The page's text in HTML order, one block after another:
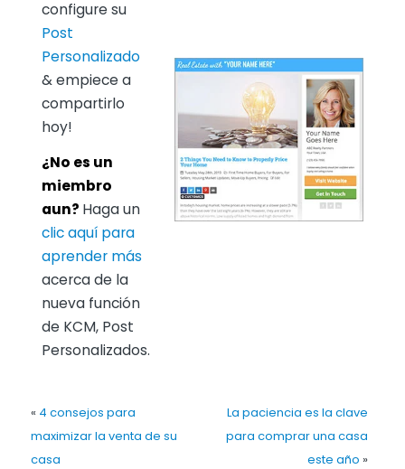
configure su
Post
Personalizado
& empiece a
compartirlo
hoy!
¿No es un
miembro
aun? Haga un
clic aquí para
aprender más
acerca de la
nueva función
de KCM, Post
Personalizados.
« 4 consejos para
maximizar la venta de su
casa
La paciencia es la clave
para comprar una casa
este año »